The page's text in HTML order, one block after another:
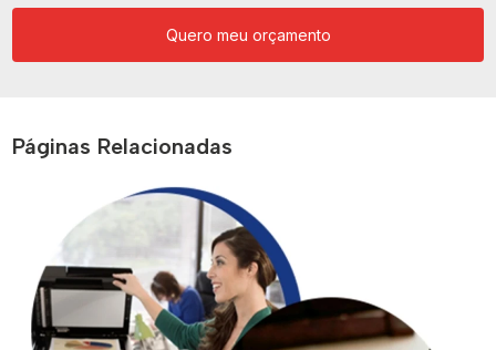
Quero meu orçamento
Páginas Relacionadas